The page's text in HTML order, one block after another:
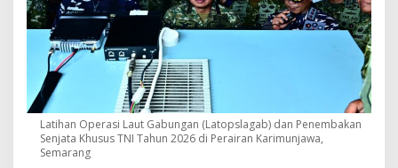
Latihan Operasi Laut Gabungan (Latopslagab) dan Penembakan
Senjata Khusus TNI Tahun 2026 di Perairan Karimunjawa,
Semarang